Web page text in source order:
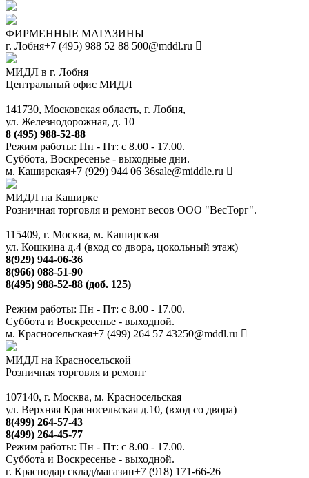
ФИРМЕННЫЕ МАГАЗИНЫ
г. Лобня+7 (495) 988 52 88 500@mddl.ru
МИДЛ в г. Лобня
Центральный офис МИДЛ
141730, Московская область, г. Лобня,
ул. Железнодорожная, д. 10
8 (495) 988-52-88
Режим работы: Пн - Пт: с 8.00 - 17.00.
Суббота, Воскресенье - выходные дни.
м. Каширская+7 (929) 944 06 36sale@middle.ru
МИДЛ на Каширке
Розничная торговля и ремонт весов ООО "ВесТорг".
115409, г. Москва, м. Каширская
ул. Кошкина д.4 (вход со двора, цокольный этаж)
8(929) 944-06-36
8(966) 088-51-90
8(495) 988-52-88 (доб. 125)
Режим работы: Пн - Пт: с 8.00 - 17.00.
Суббота и Воскресенье - выходной.
м. Красносельская+7 (499) 264 57 43250@mddl.ru
МИДЛ на Красносельской
Розничная торговля и ремонт
107140, г. Москва, м. Красносельская
ул. Верхняя Красносельская д.10, (вход со двора)
8(499) 264-57-43
8(499) 264-45-77
Режим работы: Пн - Пт: с 8.00 - 17.00.
Суббота и Воскресенье - выходной.
г. Краснодар склад/магазин+7 (918) 171-66-26